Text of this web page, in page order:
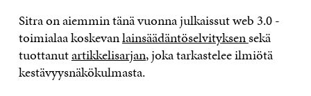
Sitra on aiemmin tänä vuonna julkaissut web 3.0 -
toimialaa koskevanlainsäädäntöselvityksensekä
tuottanutartikkelisarjan, joka tarkastelee ilmiötä
kestävyysnäkökulmasta.